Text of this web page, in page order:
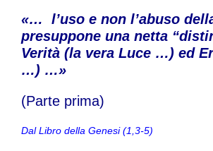
«… l’uso e non l’abuso
presuppone una netta
Verità (la vera Luce …) ed
…) …»
(Parte prima)
Dal Libro della Genesi (1,3-5)